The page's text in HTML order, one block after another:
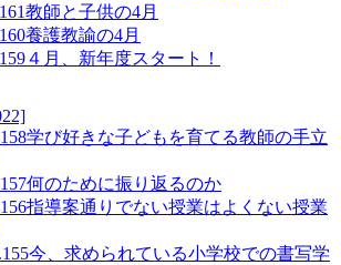
教師と子供の4月
養護教諭の4月
４月、新年度スタート！
学び好きな子どもを育てる教師の手立
何のために振り返るのか
指導案通りでない授業はよくない授業
今、求められている小学校での書写学